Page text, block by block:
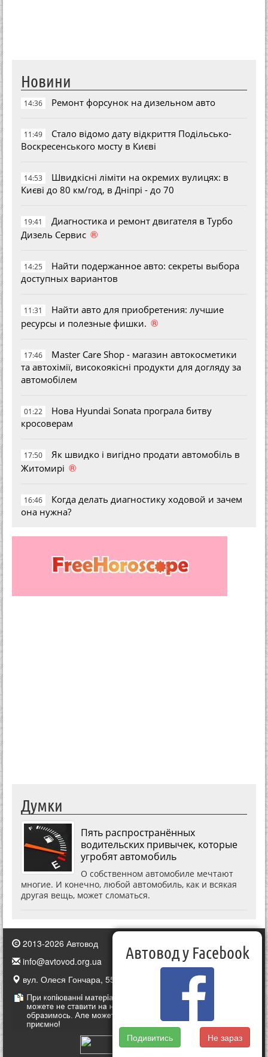
Новини
14:36 Ремонт форсунок на дизельном авто
11:49
Стало відомо дату відкриття Подільсько-
Воскресенського мосту в Києві
14:53
Швидкісні ліміти на окремих вулицях: в
Києві до 80 км/год, в Дніпрі - до 70
19:41
Диагностика и ремонт двигателя в Турбо
Дизель Сервис ®
14:25
Найти подержанное авто: секреты выбора
доступных вариантов
11:31
Найти авто для приобретения: лучшие
ресурсы и полезные фишки. ®
17:46
Master Care Shop - магазин автокосметики
та автохімії, високоякісні продукти для догляду за
автомобілем
01:22
Нова Hyundai Sonata програла битву
кросоверам
17:50
Як швидко і вигідно продати автомобіль в
Житомирі ®
16:46
Когда делать диагностику ходовой и зачем
она нужна?
Думки
Пять распространённых
водительских привычек, которые
угробят автомобиль
О собственном автомобиле мечтают
многие. И конечно, любой автомобиль, как и всякая
другая вещь, может сломаться.
2013-2026 Автовод
info@avtovod.org.ua
вул. Олеся Гончара, 55, Київ, Україна
Автовод у Facebook
Подивитись Не зараз